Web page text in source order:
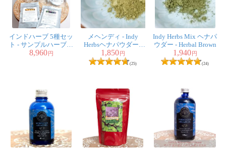
インドハーブ 5種セッ
ト - サンプルハーブ付
き [アルニ、ブラー
8,960円
メヘンディ - Indy
Herbsヘナパウダー -
Natural
1,850円
(25)
Indy Herbs Mix ヘナパ
ウダー - Herbal Brown
1,940円
(24)